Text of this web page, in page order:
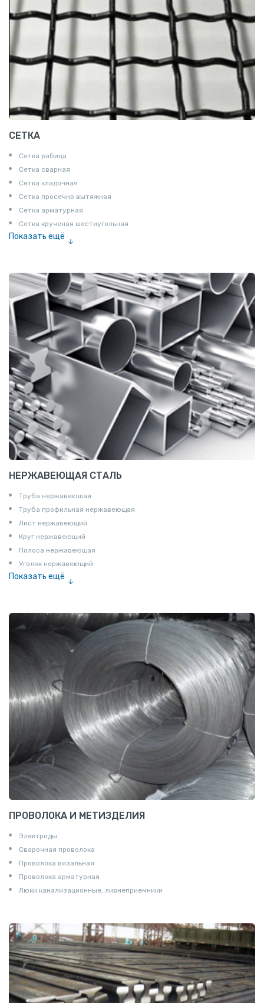
СЕТКА
Сетка рабица
Сетка сварная
Сетка кладочная
Сетка просечно вытяжная
Сетка арматурная
Сетка крученая шестиугольная
Показать ещё
НЕРЖАВЕЮЩАЯ СТАЛЬ
Труба нержавеюшая
Труба профильная нержавеющая
Лист нержавеющий
Круг нержавеющий
Полоса нержавеющая
Уголок нержавеющий
Показать ещё
ПРОВОЛОКА И МЕТИЗДЕЛИЯ
Электроды
Сварочная проволока
Проволока вязальная
Проволока арматурная
Люки канализационные, ливнеприемники